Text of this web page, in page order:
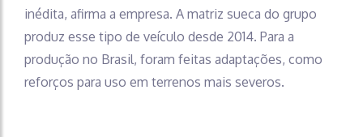
inédita, afirma a empresa. A matriz sueca do grupo
produz esse tipo de veículo desde 2014. Para a
produção no Brasil, foram feitas adaptações, como
reforços para uso em terrenos mais severos.